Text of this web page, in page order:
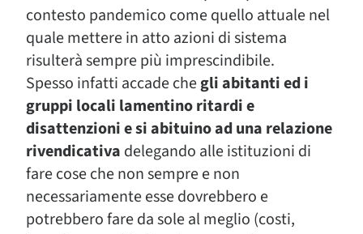
contesto pandemico come quello attuale nel
quale mettere in atto azioni di sistema
risulterà sempre più imprescindibile.
Spesso infatti accade chegli abitanti ed i
gruppi locali lamentino ritardi e
disattenzioni e si abituino ad una relazione
rivendicativa delegando alle istituzioni di
fare cose che non sempre e non
necessariamente esse dovrebbero e
potrebbero fare da sole al meglio (costi,